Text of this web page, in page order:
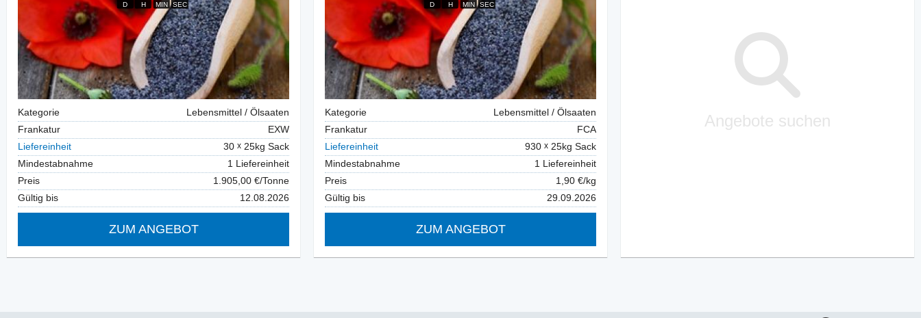
Kategorie
Lebensmittel / Ölsaaten
Frankatur
EXW
Liefereinheit
30
25kg Sack
Mindestabnahme
1 Liefereinheit
Preis
1.905,00 €/Tonne
Gültig bis
12.08.2026
ZUM ANGEBOT
Kategorie
Lebensmittel / Ölsaaten
Frankatur
FCA
Liefereinheit
930
25kg Sack
Mindestabnahme
1 Liefereinheit
Preis
1,90 €/kg
Gültig bis
29.09.2026
ZUM ANGEBOT
Angebote suchen